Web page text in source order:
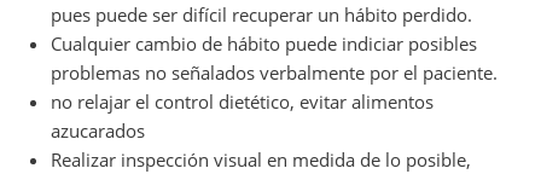
pues puede ser difícil recuperar un hábito perdido.
Cualquier cambio de hábito puede indiciar posibles
problemas no señalados verbalmente por el paciente.
no relajar el control dietético, evitar alimentos
azucarados
Realizar inspección visual en medida de lo posible,